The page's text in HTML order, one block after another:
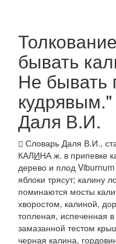
бывать
Не
Даля В.И.
Словарь Даля В.И.,
КАЛИНАж. в припевке
дерево и плод
яблоки трясут; калину
поминаются мосты
хворостом, калиной,
топленая, испеченная
замазанной тестом
черная калина,